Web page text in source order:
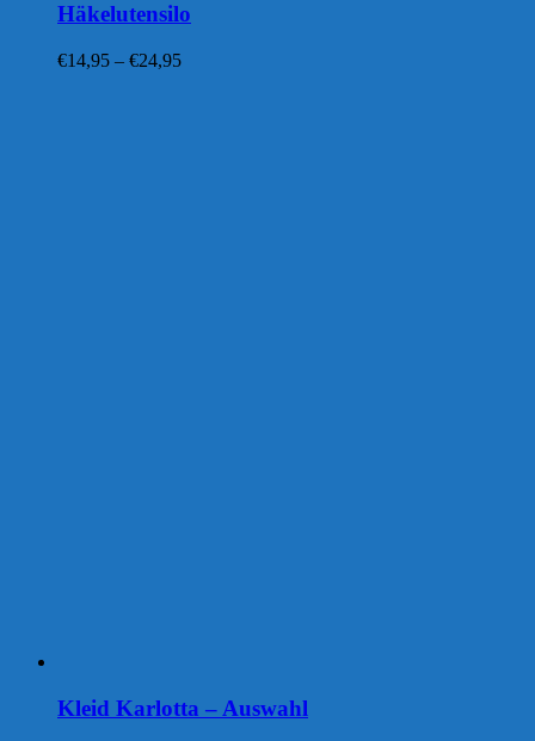
Häkelutensilo
€14,95 – €24,95Preisspanne:
Kleid Karlotta – Auswahl